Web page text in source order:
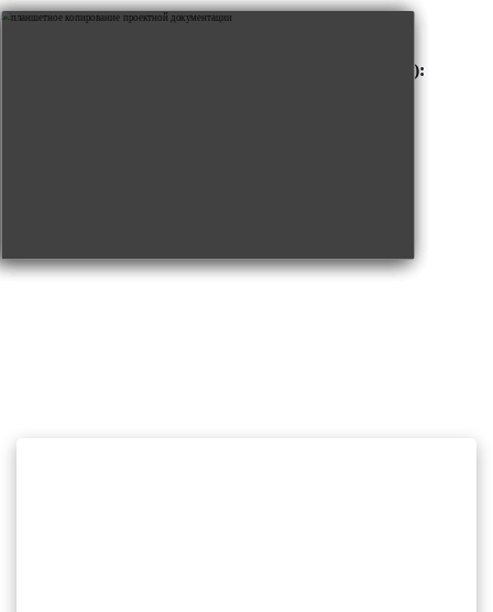
Примеры копирования документов (фото и видео):